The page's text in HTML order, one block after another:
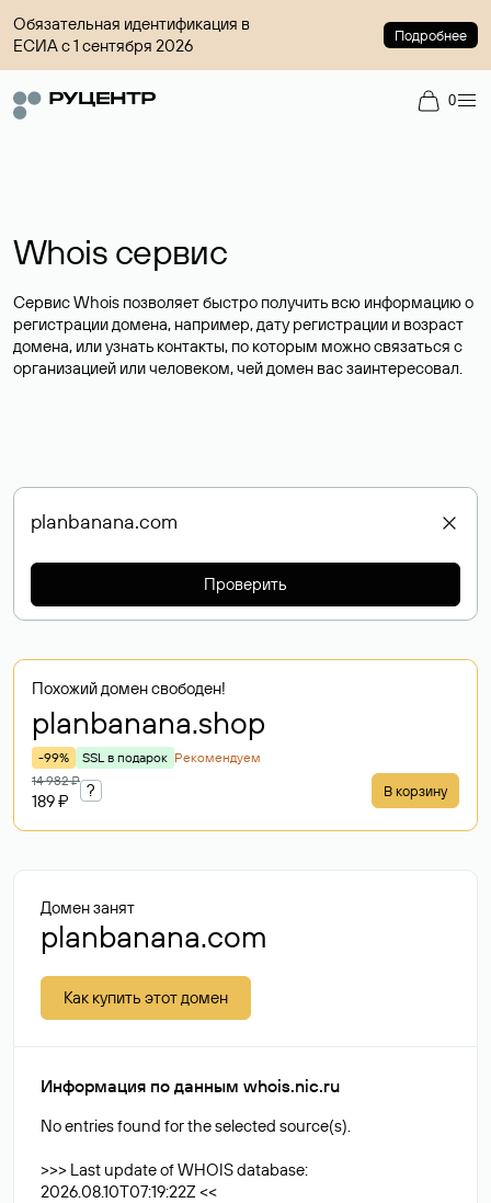
Обязательная идентификация в
ЕСИА с 1 сентября 2026
Подробнее
0
Whois сервис
Сервис Whois позволяет быстро получить всю информацию о
регистрации домена, например, дату регистрации и возраст
домена, или узнать контакты, по которым можно связаться с
организацией или человеком, чей домен вас заинтересовал.
Проверить
Похожий домен свободен!
planbanana.shop
-99% SSL в подарок Рекомендуем
14 982 ₽
189 ₽
? В корзину
Домен занят
planbanana.com
Как купить этот домен
Информация по данным whois.nic.ru
No entries found for the selected source(s).
>>> Last update of WHOIS database:
2026.08.10T07:19:22Z <<